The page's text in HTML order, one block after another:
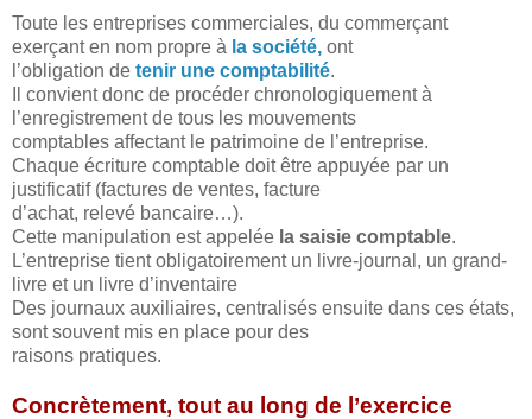
Toute les entreprises commerciales, du commerçant
exerçant en nom propre à la société, ont
l’obligation de tenir une comptabilité.
Il convient donc de procéder chronologiquement à
l’enregistrement de tous les mouvements
comptables affectant le patrimoine de l’entreprise.
Chaque écriture comptable doit être appuyée par un
justificatif (factures de ventes, facture
d’achat, relevé bancaire…).
Cette manipulation est appelée la saisie comptable.
L’entreprise tient obligatoirement un livre-journal, un grand-
livre et un livre d’inventaire
Des journaux auxiliaires, centralisés ensuite dans ces états,
sont souvent mis en place pour des
raisons pratiques.
Concrètement, tout au long de l’exercice